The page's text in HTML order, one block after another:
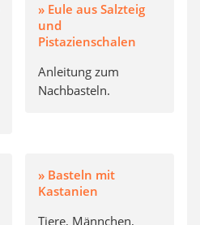
» Eule aus Salzteig
und
Pistazienschalen
Anleitung zum
Nachbasteln.
» Basteln mit
Kastanien
Tiere, Männchen,